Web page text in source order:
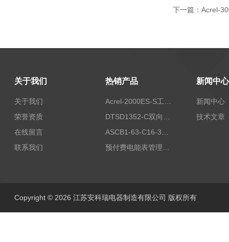
下一篇： Acrel-
关于我们
关于我们
荣誉资质
在线留言
联系我们
热销产品 新闻中心
新闻中心
技术文章
Copyright © 2026 江苏安科瑞电器制造有限公司 版权所有